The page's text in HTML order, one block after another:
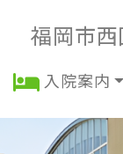
福岡市
入院案内